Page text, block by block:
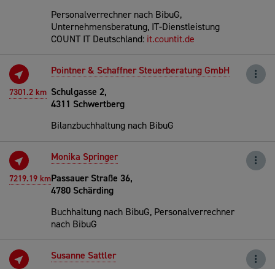
Personalverrechner nach BibuG,
Unternehmensberatung, IT-Dienstleistung
COUNT IT Deutschland: it.countit.de
7301.2 km
Pointner & Schaffner Steuerberatung GmbH
Schulgasse 2,
4311 Schwertberg
Bilanzbuchhaltung nach BibuG
7219.19 km
Monika Springer
Passauer Straße 36,
4780 Schärding
Buchhaltung nach BibuG, Personalverrechner
nach BibuG
Susanne Sattler